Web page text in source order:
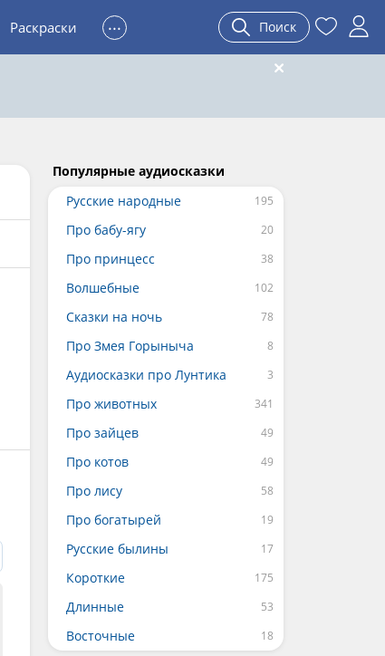
Раскраски ... Поиск
Популярные аудиосказки
Русские народные
Про бабу-ягу
Про принцесс
Волшебные
Сказки на ночь
Про Змея Горыныча
Аудиосказки про Лунтика
Про животных
Про зайцев
Про котов
Про лису
Про богатырей
Русские былины
Короткие
Длинные
Восточные